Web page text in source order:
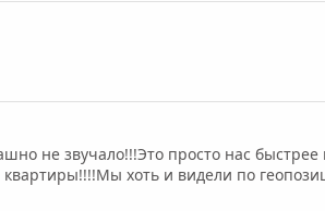
не звучало!!!Это просто нас быстрее
хоть и видели по